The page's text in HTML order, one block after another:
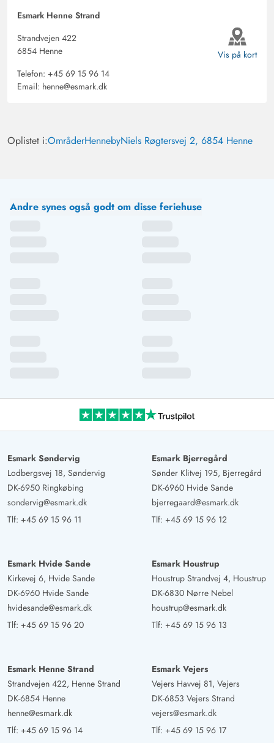
Esmark Henne Strand
Strandvejen 422
6854 Henne
Telefon: +45 69 15 96 14
Email: henne@esmark.dk
Vis på kort
Oplistet i:OmråderHennebyNiels Røgtersvej 2, 6854 Henne
Andre synes også godt om disse feriehuse
Esmark Søndervig
Lodbergsvej 18, Søndervig
DK-6950 Ringkøbing
sondervig@esmark.dk
Tlf: +45 69 15 96 11
Esmark Bjerregård
Sønder Klitvej 195, Bjerregård
DK-6960 Hvide Sande
bjerregaard@esmark.dk
Tlf: +45 69 15 96 12
Esmark Hvide Sande
Kirkevej 6, Hvide Sande
DK-6960 Hvide Sande
hvidesande@esmark.dk
Tlf: +45 69 15 96 20
Esmark Houstrup
Houstrup Strandvej 4, Houstrup
DK-6830 Nørre Nebel
houstrup@esmark.dk
Tlf: +45 69 15 96 13
Esmark Henne Strand
Strandvejen 422, Henne Strand
DK-6854 Henne
henne@esmark.dk
Tlf: +45 69 15 96 14
Esmark Vejers
Vejers Havvej 81, Vejers
DK-6853 Vejers Strand
vejers@esmark.dk
Tlf: +45 69 15 96 17